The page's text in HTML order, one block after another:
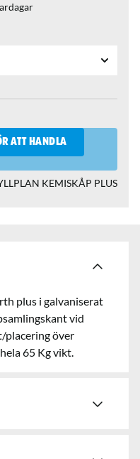
ATT HANDLA
KEMISKÅP PLUS
plus i galvaniserat
vid
placering över
65 Kg vikt.